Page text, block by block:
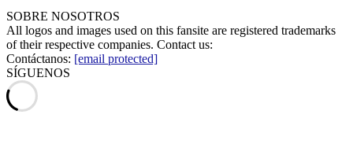
SOBRE NOSOTROS
All logos and images used on this fansite are registered trademarks
of their respective companies. Contact us:
Contáctanos: [email protected]
SÍGUENOS